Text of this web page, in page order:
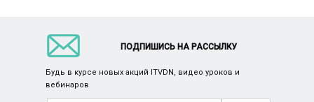
ПОДПИШИСЬ НА РАССЫЛКУ
Будь в курсе новых акций ITVDN, видео уроков и
вебинаров